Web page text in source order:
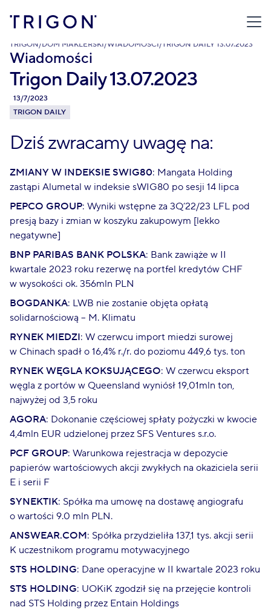
TRIGON/DOM MAKLERSKI/WIADOMOŚCI/ TRIGON DAILY 13.07.2023
Wiadomości
Trigon Daily 13.07.2023
13/7/2023
TRIGON DAILY
Dziś zwracamy uwagę na:
ZMIANY W INDEKSIE SWIG80: Mangata Holding
zastąpi Alumetal w indeksie sWIG80 po sesji 14 lipca
PEPCO GROUP: Wyniki wstępne za 3Q’22/23 LFL pod
presją bazy i zmian w koszyku zakupowym [lekko
negatywne]
BNP PARIBAS BANK POLSKA: Bank zawiąże w II
kwartale 2023 roku rezerwę na portfel kredytów CHF
w wysokości ok. 356mln PLN
BOGDANKA: LWB nie zostanie objęta opłatą
solidarnościową – M. Klimatu
RYNEK MIEDZI: W czerwcu import miedzi surowej
w Chinach spadł o 16,4% r./r. do poziomu 449,6 tys. ton
RYNEK WĘGLA KOKSUJĄCEGO: W czerwcu eksport
węgla z portów w Queensland wyniósł 19,01mln ton,
najwyżej od 3,5 roku
AGORA: Dokonanie częściowej spłaty pożyczki w kwocie
4,4mln EUR udzielonej przez SFS Ventures s.r.o.
PCF GROUP: Warunkowa rejestracja w depozycie
papierów wartościowych akcji zwykłych na okaziciela serii
E i serii F
SYNEKTIK: Spółka ma umowę na dostawę angiografu
o wartości 9.0 mln PLN.
ANSWEAR.COM: Spółka przydzieliła 137,1 tys. akcji serii
K uczestnikom programu motywacyjnego
STS HOLDING: Dane operacyjne w II kwartale 2023 roku
STS HOLDING: UOKiK zgodził się na przejęcie kontroli
nad STS Holding przez Entain Holdings